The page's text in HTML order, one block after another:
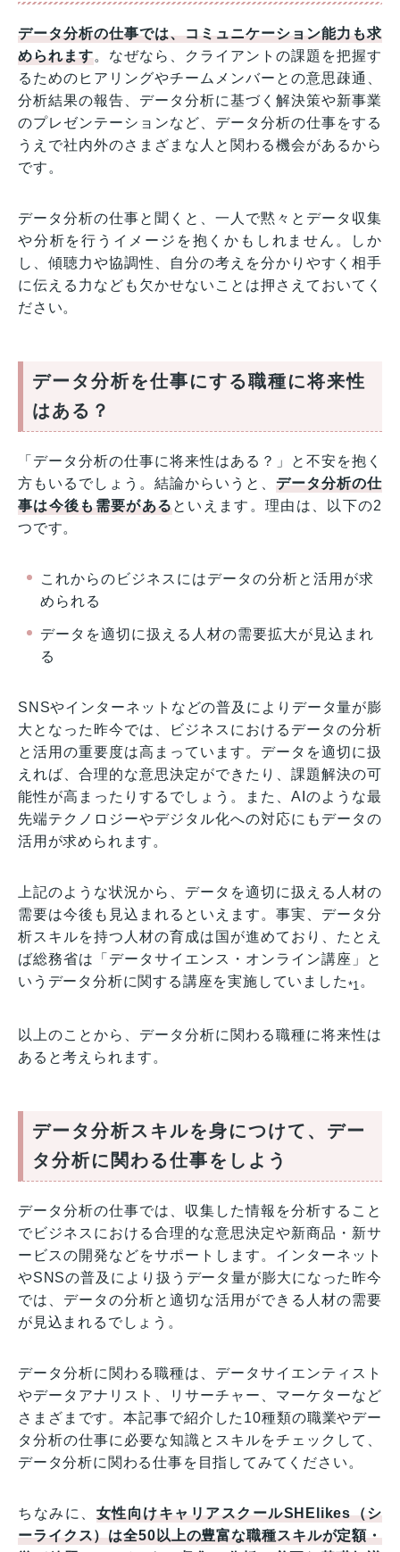
データ分析の仕事では、コミュニケーション能力も求
められます。なぜなら、クライアントの課題を把握す
るためのヒアリングやチームメンバーとの意思疎通、
分析結果の報告、データ分析に基づく解決策や新事業
のプレゼンテーションなど、データ分析の仕事をする
うえで社内外のさまざまな人と関わる機会があるから
です。
データ分析の仕事と聞くと、一人で黙々とデータ収集
や分析を行うイメージを抱くかもしれません。しか
し、傾聴力や協調性、自分の考えを分かりやすく相手
に伝える力なども欠かせないことは押さえておいてく
ださい。
データ分析を仕事にする職種に将来性
はある？
「データ分析の仕事に将来性はある？」と不安を抱く
方もいるでしょう。結論からいうと、データ分析の仕
事は今後も需要があるといえます。理由は、以下の2
つです。
これからのビジネスにはデータの分析と活用が求
められる
データを適切に扱える人材の需要拡大が見込まれ
る
SNSやインターネットなどの普及によりデータ量が膨
大となった昨今では、ビジネスにおけるデータの分析
と活用の重要度は高まっています。データを適切に扱
えれば、合理的な意思決定ができたり、課題解決の可
能性が高まったりするでしょう。また、AIのような最
先端テクノロジーやデジタル化への対応にもデータの
活用が求められます。
上記のような状況から、データを適切に扱える人材の
需要は今後も見込まれるといえます。事実、データ分
析スキルを持つ人材の育成は国が進めており、たとえ
ば総務省は「データサイエンス・オンライン講座」と
いうデータ分析に関する講座を実施していました *1 。
以上のことから、データ分析に関わる職種に将来性は
あると考えられます。
データ分析スキルを身につけて、デー
タ分析に関わる仕事をしよう
データ分析の仕事では、収集した情報を分析すること
でビジネスにおける合理的な意思決定や新商品・新サ
ービスの開発などをサポートします。インターネット
やSNSの普及により扱うデータ量が膨大になった昨今
では、データの分析と適切な活用ができる人材の需要
が見込まれるでしょう。
データ分析に関わる職種は、データサイエンティスト
やデータアナリスト、リサーチャー、マーケターなど
さまざまです。本記事で紹介した10種類の職業やデー
タ分析の仕事に必要な知識とスキルをチェックして、
データ分析に関わる仕事を目指してみてください。
ちなみに、 女性向けキャリアスクールSHElikes（シ
ーライクス）は全50以上の豊富な職種スキルが定額・